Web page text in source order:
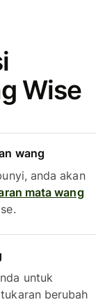
Wise
wang
anda akan
mata wang
untuk
berubah